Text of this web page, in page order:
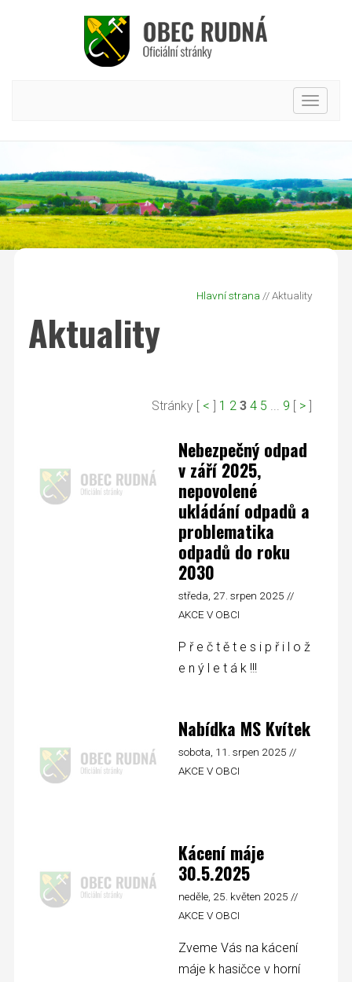
Hlavní
Hlavní strana // Aktuality
Aktuality
Stránky [ < 1 2 3 4 5 ... 9 >
Nebezpečný odpad
v září 2025,
nepovolené
ukládání odpadů a
problematika
odpadů do roku
2030
středa, 27. srpen 2025 //
AKCE V OBCI
P ř e č t ě t e s i p ř i l o ž
e n ý l e t á k !!!
Nabídka MS Kvítek
sobota, 11. srpen 2025 //
AKCE V OBCI
Kácení máje
30.5.2025
neděle, 25. květen 2025 //
AKCE V OBCI
Zveme Vás na kácení
máje k hasičce v horní